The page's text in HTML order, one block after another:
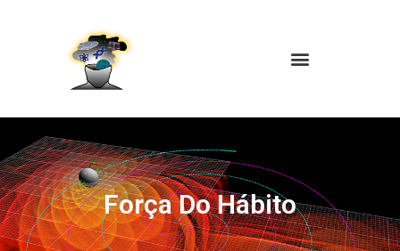
Força Do Hábito